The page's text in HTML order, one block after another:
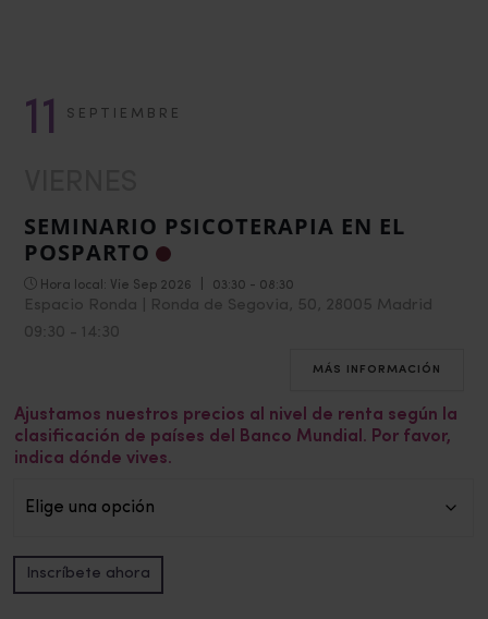
11 SEPTIEMBRE
SEMINARIO PSICOTERAPIA EN EL
POSPARTO
Hora local: Vie Sep 2026 03:30 - 08:30
Espacio Ronda | Ronda de Segovia, 50, 28005 Madrid
09:30 - 14:30
MÁS INFORMACIÓN
Ajustamos nuestros precios al nivel de renta según la
clasificación de países del Banco Mundial. Por favor,
indica dónde vives.
Seminario
Inscríbete ahora